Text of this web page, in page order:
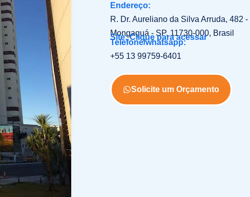
Endereço:
R. Dr. Aureliano da Silva Arruda, 482
Mongaguá - SP, 11730-000, Brasil
Site: Clique para acessar
Telefone/whatsapp:
+55 13 99759-6401
Solicite um Orçamento